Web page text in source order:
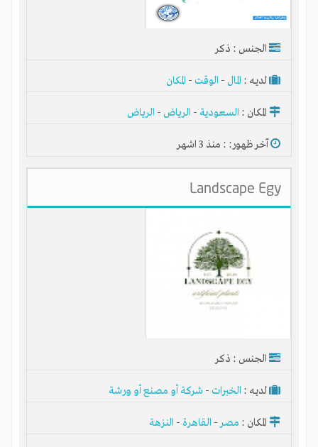
إشترك الآن مجاناً
الجنس : ذكر
لديـه : المال - الوقت - المكان
المكان : السعودية - الرياض - الرياض
آخر ظهور: : منذ 3 اشهر
Landscape Egy
الجنس : ذكر
لديـه : الخبرات - شركة أو مصنع أو ورشة
المكان : مصر- القاهرة - النزهة